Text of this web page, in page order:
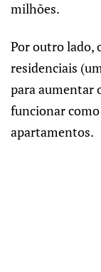
milhões.
Por outro lado,
residenciais
para aumentar
funcionar
apartamentos.